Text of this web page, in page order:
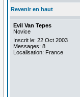
Revenir en haut
Evil Van Tepes
Novice
Inscrit le: 22 Oct 2003
Messages: 8
Localisation: France